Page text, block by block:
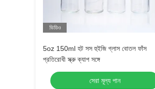
ভিডিও
5oz 150ml হট সস হুইজি গ্লাস বোতল ফাঁস
প্রতিরোধী স্ক্রু ক্যাপ সঙ্গে
সেরা মূল্য পান